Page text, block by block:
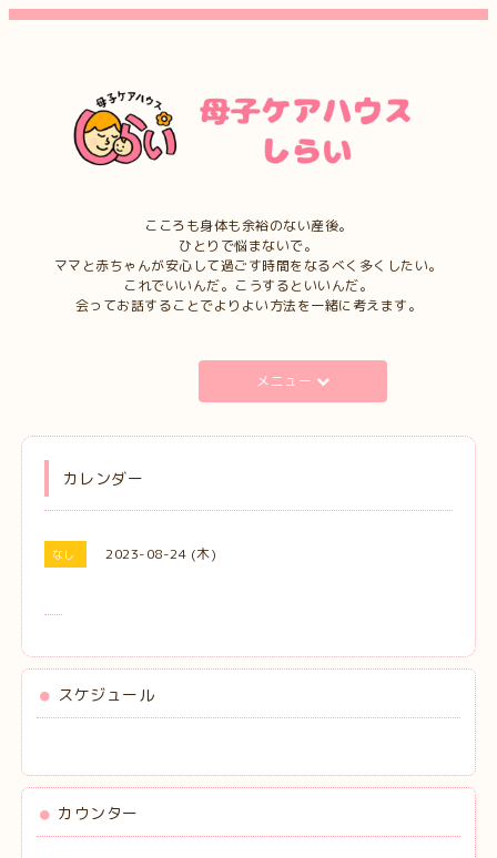
こころも身体も余裕のない産後。
ひとりで悩まないで。
ママと赤ちゃんが安心して過ごす時間をなるべく多くしたい。
これでいいんだ。こうするといいんだ。
会ってお話することでよりよい方法を一緒に考えます。
メニュー
カレンダー
なし 2023-08-24 (木)
スケジュール
カウンター